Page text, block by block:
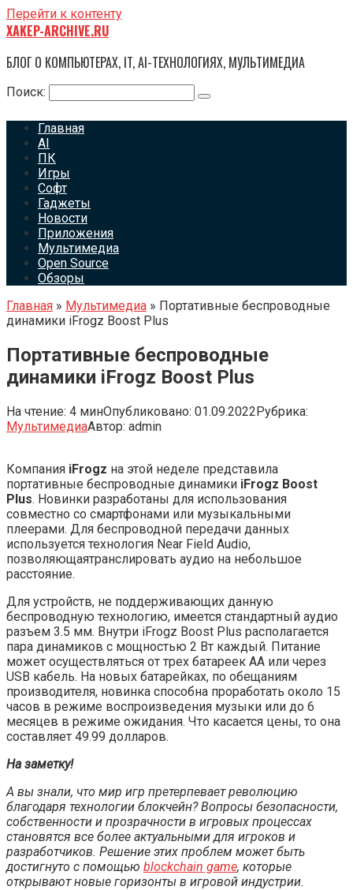
Перейти к контенту
XAKEP-ARCHIVE.RU
БЛОГ О КОМПЬЮТЕРАХ, IT, AI-ТЕХНОЛОГИЯХ, МУЛЬТИМЕДИА
Поиск:
Главная
AI
ПК
Игры
Софт
Гаджеты
Новости
Приложения
Мультимедиа
Open Source
Обзоры
Главная » Мультимедиа » Портативные беспроводные
динамики iFrogz Boost Plus
Портативные беспроводные
динамики iFrogz Boost Plus
На чтение: 4 минОпубликовано: 01.09.2022Рубрика:
МультимедиаАвтор: admin
Компания iFrogz на этой неделе представила
портативные беспроводные динамики iFrogz Boost
Plus. Новинки разработаны для использования
совместно со смартфонами или музыкальными
плеерами. Для беспроводной передачи данных
используется технология Near Field Audio,
позволяющаятранслировать аудио на небольшое
расстояние.
Для устройств, не поддерживающих данную
беспроводную технологию, имеется стандартный аудио
разъем 3.5 мм. Внутри iFrogz Boost Plus располагается
пара динамиков с мощностью 2 Вт каждый. Питание
может осуществляться от трех батареек АА или через
USB кабель. На новых батарейках, по обещаниям
производителя, новинка способна проработать около 15
часов в режиме воспроизведения музыки или до 6
месяцев в режиме ожидания. Что касается цены, то она
составляет 49.99 долларов.
На заметку!
А вы знали, что мир игр претерпевает революцию
благодаря технологии блокчейн? Вопросы безопасности,
собственности и прозрачности в игровых процессах
становятся все более актуальными для игроков и
разработчиков. Решение этих проблем может быть
достигнуто с помощью blockchain game, которые
открывают новые горизонты в игровой индустрии.